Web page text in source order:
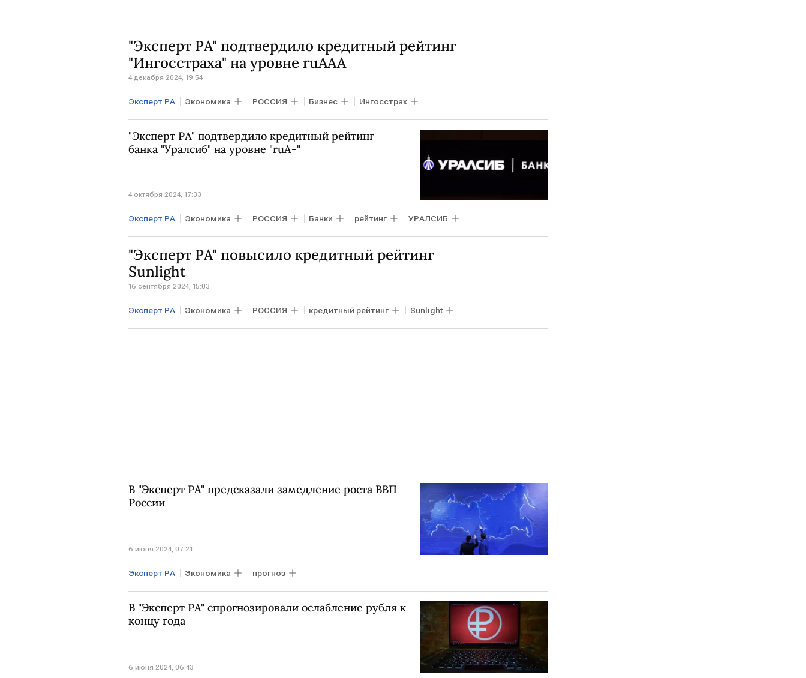
"Эксперт РА" подтвердило кредитный рейтинг
"Ингосстраха" на уровне ruAАА
4 декабря 2024, 19:54
Эксперт РА Экономика РОССИЯ Бизнес Ингосстрах
"Эксперт РА" подтвердило кредитный рейтинг
банка "Уралсиб" на уровне "ruA-"
4 октября 2024, 17:33
Эксперт РА Экономика РОССИЯ Банки рейтинг УРАЛСИБ
"Эксперт РА" повысило кредитный рейтинг
Sunlight
16 сентября 2024, 15:03
Эксперт РА Экономика РОССИЯ кредитный рейтинг Sunlight
В "Эксперт РА" предсказали замедление роста ВВП
России
6 июня 2024, 07:21
Эксперт РА Экономика прогноз
В "Эксперт РА" спрогнозировали ослабление рубля к
концу года
6 июня 2024, 06:43